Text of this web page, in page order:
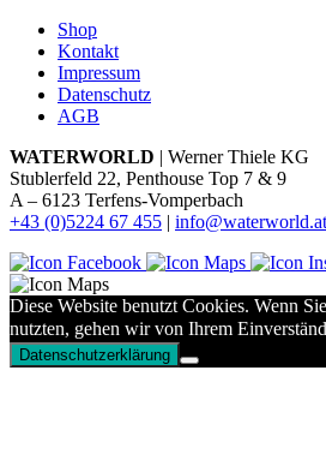
Shop
Kontakt
Impressum
Datenschutz
AGB
WATERWORLD | Werner Thiele KG
Stublerfeld 22, Penthouse Top 7 & 9
A – 6123 Terfens-Vomperbach
+43 (0)5224 67 455 | info@waterworld.at
Diese Website benutzt Cookies. Wenn
nutzten, gehen wir von Ihrem
Datenschutzerklärung